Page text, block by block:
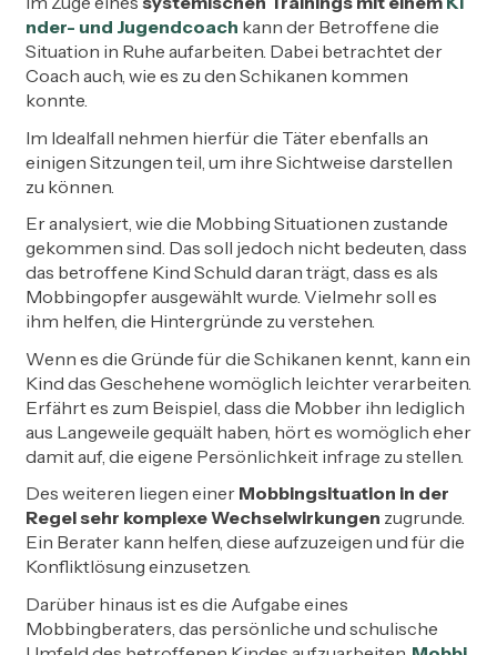
nder- und Jugendcoach kann der Betroffene die
Situation in Ruhe aufarbeiten. Dabei betrachtet der
Coach auch, wie es zu den Schikanen kommen
konnte.
Im Idealfall nehmen hierfür die Täter ebenfalls an
einigen Sitzungen teil, um ihre Sichtweise darstellen
zu können.
Er analysiert, wie die Mobbing Situationen zustande
gekommen sind. Das soll jedoch nicht bedeuten, dass
das betroffene Kind Schuld daran trägt, dass es als
Mobbingopfer ausgewählt wurde. Vielmehr soll es
ihm helfen, die Hintergründe zu verstehen.
Wenn es die Gründe für die Schikanen kennt, kann ein
Kind das Geschehene womöglich leichter verarbeiten.
Erfährt es zum Beispiel, dass die Mobber ihn lediglich
aus Langeweile gequält haben, hört es womöglich eher
damit auf, die eigene Persönlichkeit infrage zu stellen.
Des weiteren liegen einer Mobbingsituation in der
Regel sehr komplexe Wechselwirkungen zugrunde.
Ein Berater kann helfen, diese aufzuzeigen und für die
Konfliktlösung einzusetzen.
Darüber hinaus ist es die Aufgabe eines
Mobbingberaters, das persönliche und schulische